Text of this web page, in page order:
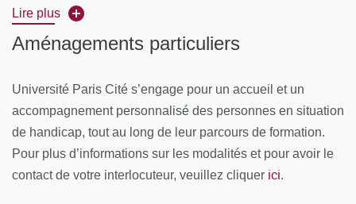
Moodle.
MOYENS PERMETTANT DE SUIVRE L’EXÉCUTION DE
RÉSULTATS
Au cours de la formation, le stagiaire émarge une feuille de
présence par demi-journée de formation en présentiel.
Lire plus
Aménagements particuliers
Université Paris Cité s’engage pour un accueil et un
accompagnement personnalisé des personnes en situation
de handicap, tout au long de leur parcours de formation.
Pour plus d’informations sur les modalités et pour avoir le
contact de votre interlocuteur, veuillez cliquer ici.